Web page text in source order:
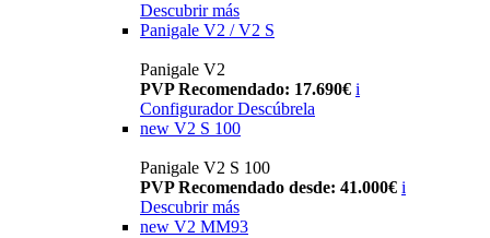
Descubrir más
Panigale V2 / V2 S
Panigale V2
PVP Recomendado: 17.690€ i
Configurador Descúbrela
new V2 S 100
Panigale V2 S 100
PVP Recomendado desde: 41.000€ i
Descubrir más
new V2 MM93